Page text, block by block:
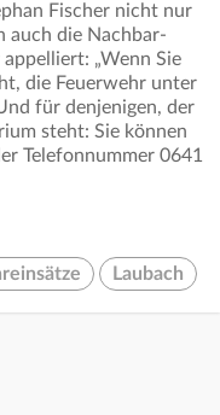
Fischer nicht nur
auch die Nachbar-
„Wenn Sie
die Feuerwehr unter
für denjenigen, der
steht: Sie können
Telefonnummer 0641
Laubach